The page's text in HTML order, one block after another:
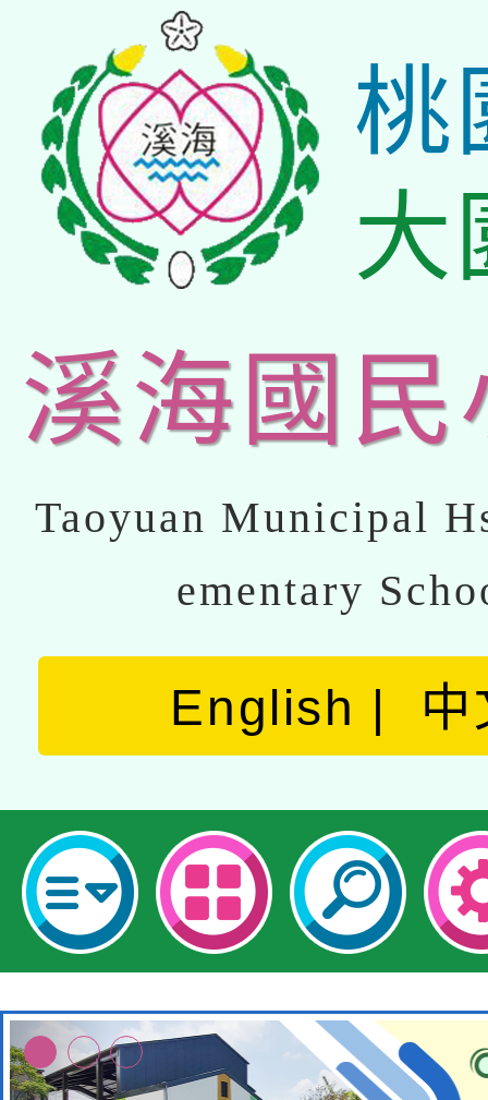
桃
大
溪海國民
Taoyuan Municipal
ementary
English 中